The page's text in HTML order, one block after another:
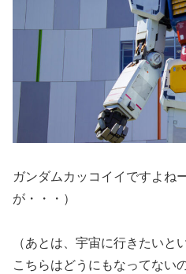
ガンダムカッコイイですよね
が・・・）
（あとは、宇宙に行きたいと
こちらはどうにもなってない